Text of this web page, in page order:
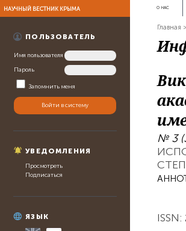
НАУЧНЫЙ ВЕСТНИК КРЫМА
ПОЛЬЗОВАТЕЛЬ
Имя пользователя
Пароль
Запомнить меня
УВЕДОМЛЕНИЯ
Просмотреть
Подписаться
ЯЗЫК
О НАС
Главная >
№ 3